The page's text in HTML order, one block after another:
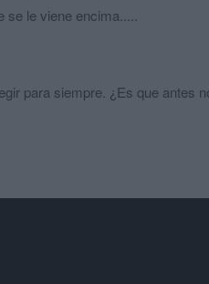
se le viene encima.....
para siempre. ¿Es que antes